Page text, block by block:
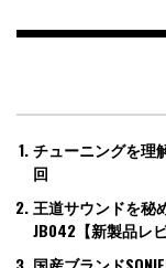
チューニングを理
回
王道サウンドを秘
JB042【新製品レ